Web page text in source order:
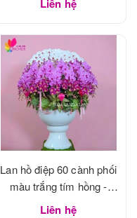
Liên hệ
Lan hồ điệp 60 cành phối
màu trắng tím hồng -
LHD1183
Liên hệ